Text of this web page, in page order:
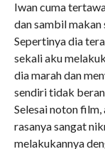
Iwan cuma
dan sambil
Sepertinya dia
sekali aku
dia marah dan
sendiri tidak
Selesai noton film,
rasanya sangat
melakukannya